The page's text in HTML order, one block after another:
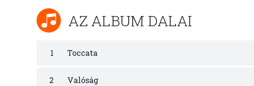
AZ ALBUM DALAI
1 Toccata
2 Valóság